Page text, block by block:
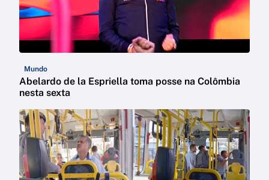
Mundo
Abelardo de la Espriella toma posse na Colômbia
nesta sexta